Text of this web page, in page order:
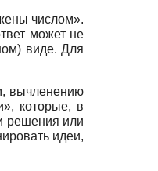
числом».
может не
виде. Для
вычленению
которые, в
решения или
идеи,